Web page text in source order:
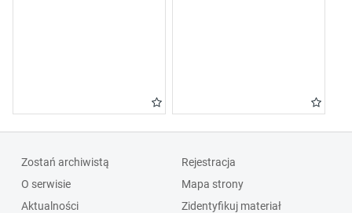
Zostań archiwistą
O serwisie
Aktualności
Rejestracja
Mapa strony
Zidentyfikuj materiał